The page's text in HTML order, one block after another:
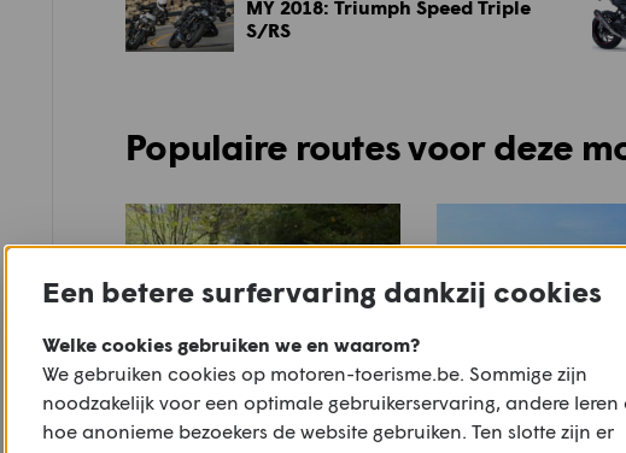
MY 2018: Triumph Speed Triple
S/RS
Populaire routes voor deze
Een betere surfervaring dankzij cookies
Welke cookies gebruiken we en waarom?
We gebruiken cookies op motoren-toerisme.be. Sommige zijn
noodzakelijk voor een optimale gebruikerservaring, andere leren
hoe anonieme bezoekers de website gebruiken. Ten slotte zijn er